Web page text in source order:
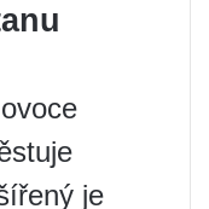
je